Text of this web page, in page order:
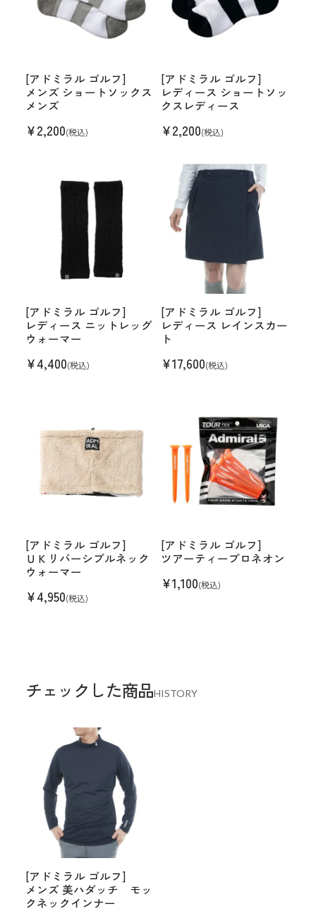
[アドミラル ゴルフ]
メンズ ショートソックス
メンズ
¥2,200(税込)
[アドミラル ゴルフ]
レディース ショートソッ
クスレディース
¥2,200(税込)
[アドミラル ゴルフ]
レディース ニットレッグ
ウォーマー
¥4,400(税込)
[アドミラル ゴルフ]
レディース レインスカー
ト
¥17,600(税込)
[アドミラル ゴルフ]
ＵＫリバーシブルネック
ウォーマー
¥4,950(税込)
[アドミラル ゴルフ]
ツアーティープロネオン
¥1,100(税込)
チェックした商品HISTORY
[アドミラル ゴルフ]
メンズ 美ハダッチ モッ
クネックインナー